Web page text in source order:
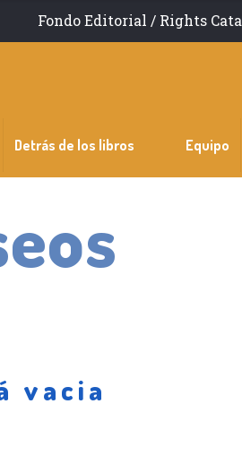
Fondo Editorial / Rights
Detrás de los libros Equipo
vacia